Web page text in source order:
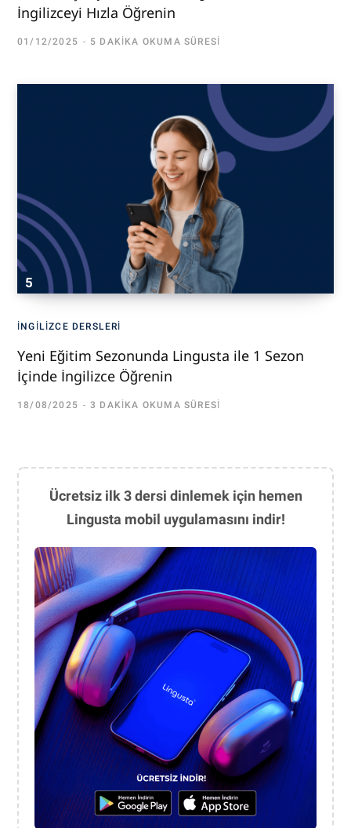
İngilizceyi Hızla Öğrenin
01/12/2025 5 DAKIKA OKUMA SÜRESI
İNGILIZCE DERSLERI
Yeni Eğitim Sezonunda Lingusta ile 1 Sezon
İçinde İngilizce Öğrenin
18/08/2025 3 DAKIKA OKUMA SÜRESI
Ücretsiz ilk 3 dersi dinlemek için hemen
Lingusta mobil uygulamasını indir!